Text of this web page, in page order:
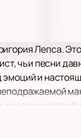
Лепса.
чьи песни
и
как давно
сердца